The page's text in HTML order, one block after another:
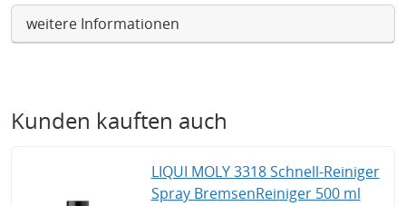
weitere Informationen
Kunden kauften auch
LIQUI MOLY 3318 Schnell-Reiniger
Spray BremsenReiniger 500 ml